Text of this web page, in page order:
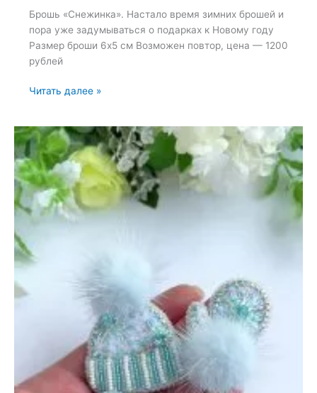
Брошь «Снежинка». Настало время зимних брошей и
пора уже задумываться о подарках к Новому году
Размер броши 6х5 см Возможен повтор, цена — 1200
рублей
Брошь
19
октября
2022
Читать далее »